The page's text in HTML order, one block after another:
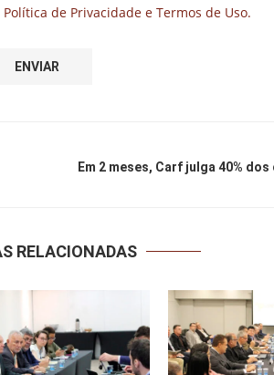
Política de Privacidade e Termos de Uso.
Em 2 meses, Carf julga 40%
RELACIONADAS